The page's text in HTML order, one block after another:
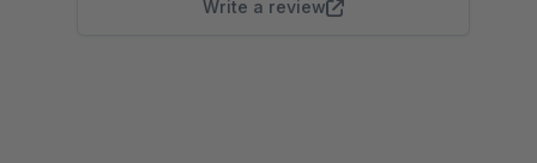
Write a review